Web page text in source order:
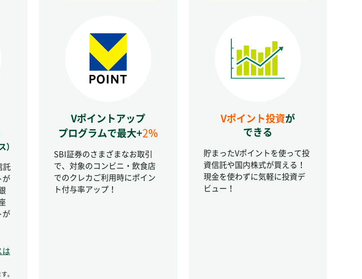
）
託
が
が
は
。
Vポイントアップ
プログラムで最大+2％
SBI証券のさまざまなお取引
で、対象のコンビニ・飲食店
でのクレカご利用時にポイン
ト付与率アップ！
Vポイント投資が
できる
貯まったVポイントを使って投
資信託や国内株式が買える！
現金を使わずに気軽に投資デ
ビュー！